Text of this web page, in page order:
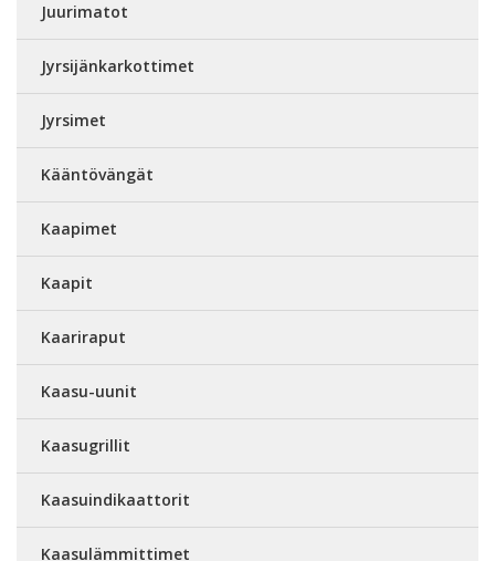
Juurimatot
Jyrsijänkarkottimet
Jyrsimet
Kääntövängät
Kaapimet
Kaapit
Kaariraput
Kaasu-uunit
Kaasugrillit
Kaasuindikaattorit
Kaasulämmittimet